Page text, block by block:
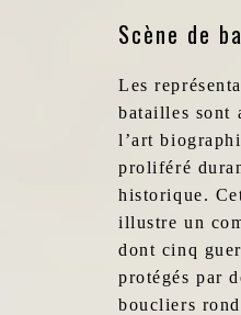
Scène de
Les
batailles sont
l’art
proliféré
historique.
illustre un
dont cinq
protégés par
boucliers